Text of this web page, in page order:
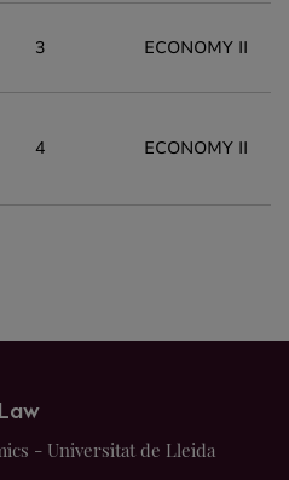
3 ECONOMY II
4 ECONOMY II
- Universitat de Lleida